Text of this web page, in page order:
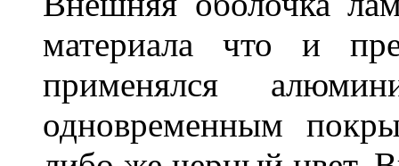
материала что и
применялся
одновременным